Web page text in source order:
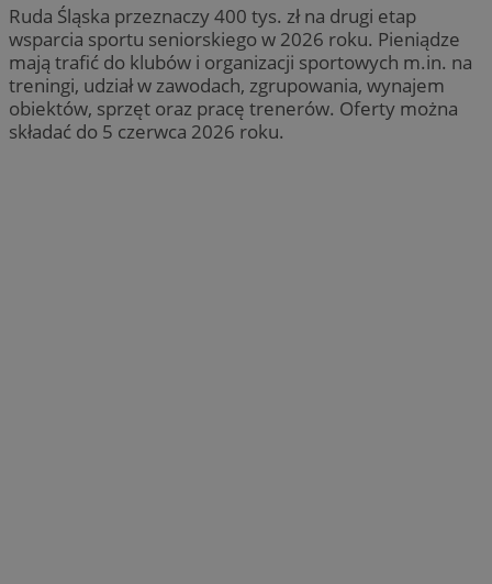
Ruda Śląska przeznaczy 400 tys. zł na drugi etap
wsparcia sportu seniorskiego w 2026 roku. Pieniądze
mają trafić do klubów i organizacji sportowych m.in. na
treningi, udział w zawodach, zgrupowania, wynajem
obiektów, sprzęt oraz pracę trenerów. Oferty można
składać do 5 czerwca 2026 roku.